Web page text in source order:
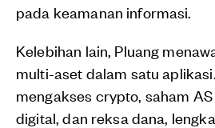
pada keamanan informasi.
Kelebihan lain, Pluang
multi-aset dalam satu
mengakses crypto, saham
digital, dan reksa dana,